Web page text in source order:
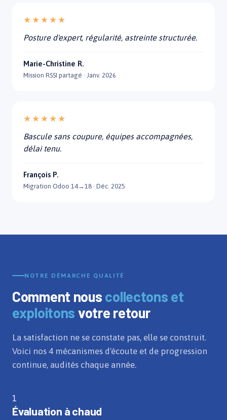
★★★★★
Posture d'expert, régularité, astreinte structurée.
Marie-Christine R.
Mission RSSI partagé · Janv. 2026
★★★★★
Bascule sans coupure, équipes accompagnées,
délai tenu.
François P.
Migration Odoo 14→18 · Déc. 2025
NOTRE DÉMARCHE QUALITÉ
Comment nous collectons et
exploitons votre retour
La satisfaction ne se constate pas, elle se construit.
Voici nos 4 mécanismes d'écoute et de progression
continue, audités chaque année.
1
Évaluation à chaud